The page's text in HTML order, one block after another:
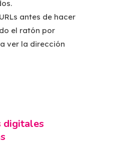
antes de hacer
el ratón por
ver la dirección
digitales